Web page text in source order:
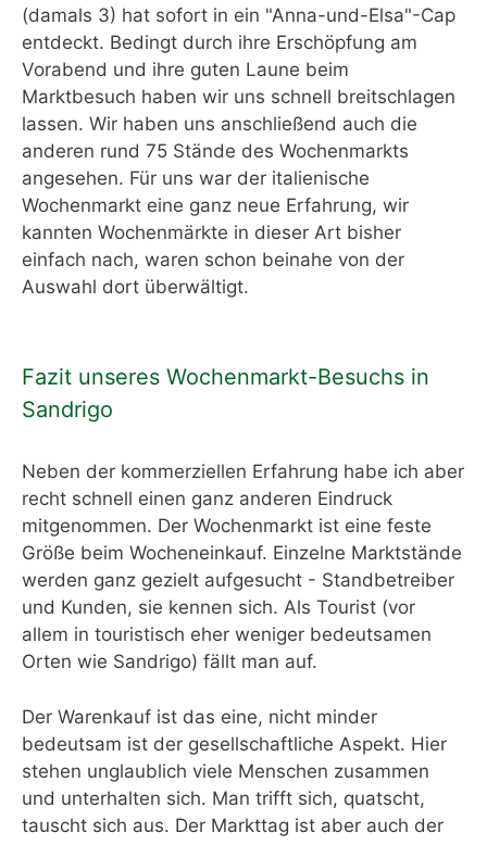
(damals 3) hat sofort in ein "Anna-und-Elsa"-Cap
entdeckt. Bedingt durch ihre Erschöpfung am
Vorabend und ihre guten Laune beim
Marktbesuch haben wir uns schnell breitschlagen
lassen. Wir haben uns anschließend auch die
anderen rund 75 Stände des Wochenmarkts
angesehen. Für uns war der italienische
Wochenmarkt eine ganz neue Erfahrung, wir
kannten Wochenmärkte in dieser Art bisher
einfach nach, waren schon beinahe von der
Auswahl dort überwältigt.
Fazit unseres Wochenmarkt-Besuchs in
Sandrigo
Neben der kommerziellen Erfahrung habe ich aber
recht schnell einen ganz anderen Eindruck
mitgenommen. Der Wochenmarkt ist eine feste
Größe beim Wocheneinkauf. Einzelne Marktstände
werden ganz gezielt aufgesucht - Standbetreiber
und Kunden, sie kennen sich. Als Tourist (vor
allem in touristisch eher weniger bedeutsamen
Orten wie Sandrigo) fällt man auf.
Der Warenkauf ist das eine, nicht minder
bedeutsam ist der gesellschaftliche Aspekt. Hier
stehen unglaublich viele Menschen zusammen
und unterhalten sich. Man trifft sich, quatscht,
tauscht sich aus. Der Markttag ist aber auch der